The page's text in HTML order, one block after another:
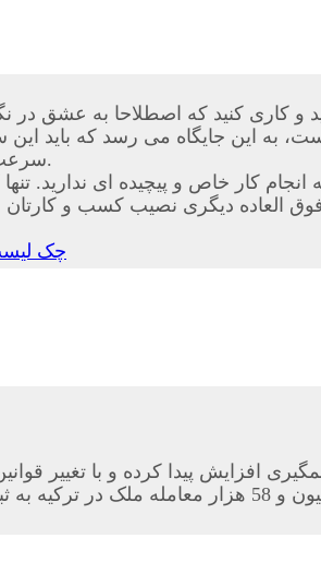
و کاری کنید که اصطلاحا به عشق در
کم تر از ۵ ثانیه کاملا لود شده است، به این
سرعت سایت خود را اندازه بگیرید.
کار خاص و پیچیده ای ندارید.
فوق العاده دیگری نصیب کسب و
چک
اساس آمارهای بدست آمده در ماه های گذشته